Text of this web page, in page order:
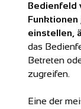
Bedienfeld
Funktionen
einstellen,
das
Betreten
zugreifen.
Eine der